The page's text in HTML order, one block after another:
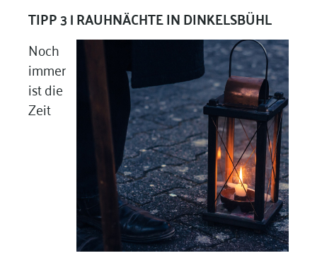
TIPP 3 | RAUHNÄCHTE IN DINKELSBÜHL
Noch
immer
ist die
Zeit